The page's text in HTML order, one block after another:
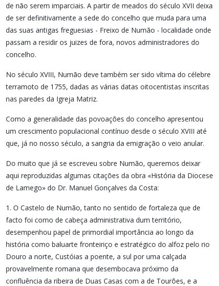
de não serem imparciais. A partir de meados do século XVII deixa
de ser definitivamente a sede do concelho que muda para uma
das suas antigas freguesias - Freixo de Numão - localidade onde
passam a residir os juizes de fora, novos administradores do
concelho.
No século XVIII, Numão deve também ser sido vítima do célebre
terramoto de 1755, dadas as várias datas oitocentistas inscritas
nas paredes da Igreja Matriz.
Como a generalidade das povoações do concelho apresentou
um crescimento populacional contínuo desde o século XVIII até
que, já no nosso século, a sangria da emigração o veio anular.
Do muito que já se escreveu sobre Numão, queremos deixar
aqui reproduzidas algumas citações da obra «História da Diocese
de Lamego» do Dr. Manuel Gonçalves da Costa:
1. O Castelo de Numão, tanto no sentido de fortaleza que de
facto foi como de cabeça administrativa dum território,
desempenhou papel de primordial importância ao longo da
história como baluarte fronteiriço e estratégico do alfoz pelo rio
Douro a norte, Custóias a poente, a sul por uma calçada
provavelmente romana que desembocava próximo da
confluência da ribeira de Duas Casas com a de Tourões, e a